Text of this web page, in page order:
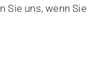
Sie uns, wenn Sie